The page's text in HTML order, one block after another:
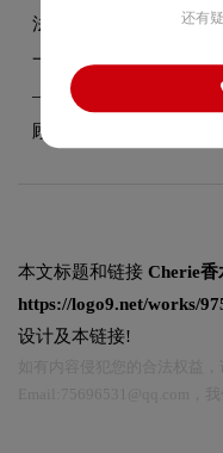
法规要求标注全部必要
一——包装各面的信息
——提炼核心卖点，不
顾——出口产品需同时
本文标题和链接 Cherie香
https://logo9.net/works/
设计及本链接!
还有